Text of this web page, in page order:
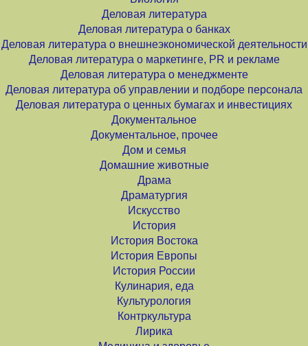
Деловая литература
Деловая литература о банках
Деловая литература о внешнеэкономической деятельности
Деловая литература о маркетинге, PR и рекламе
Деловая литература о менеджменте
Деловая литература об управлении и подборе персонала
Деловая литература о ценных бумагах и инвестициях
Документальное
Документальное, прочее
Дом и семья
Домашние животные
Драма
Драматургия
Искусство
История
История Востока
История Европы
История России
Кулинария, еда
Культурология
Контркультура
Лирика